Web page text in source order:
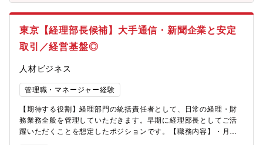
策の推進・他部門（営業、採用、人事等）との連携による事業推
員募集となります。 現在、案件数の増加に対して人員が不足して
おり、早期にご活躍いただける方を募集しております。【求める
る方・チームの育成や組織力強化に積極的に取り組める方・顧客
持つ方・データ・KPIに基づく意思決定ができ、部門の改善・成長
東京【経理部長候補】大手通信・新聞企業と安定
取引／経営基盤◎
人材ビジネス
管理職・マネージャー経験
【期待する役割】経理部門の統括責任者として、日常の経理・財
務業務全般を管理していただきます。早期に経理部長としてご活
躍いただくことを想定したポジションです。【職務内容】・月